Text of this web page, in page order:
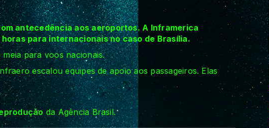
antecedência aos aeroportos. A Inframerica
para internacionais no caso de Brasília.
para voos nacionais.
escalou equipes de apoio aos passageiros. Elas
da Agência Brasil.